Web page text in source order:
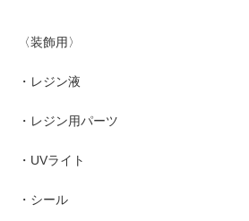
〈装飾用〉
・レジン液
・レジン用パーツ
・UVライト
・シール